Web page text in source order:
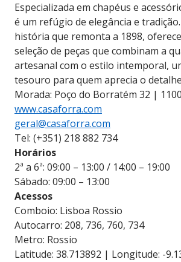
Especializada em chapéus e
é um refúgio de elegância e
história que remonta a 1898,
seleção de peças que combinam a
artesanal com o estilo intemporal,
tesouro para quem aprecia o
Morada: Poço do Borratém 32 |
www.casaforra.com
geral@casaforra.com
Tel: (+351) 218 882 734
Horários
2ª a 6ª: 09:00 – 13:00 / 14:00 – 19:00
Sábado: 09:00 – 13:00
Acessos
Comboio: Lisboa Rossio
Autocarro: 208, 736, 760, 734
Metro: Rossio
Latitude: 38.713892 | Longitude: -